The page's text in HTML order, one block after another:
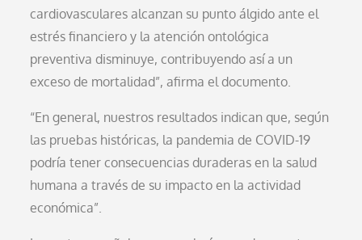
cardiovasculares alcanzan su punto álgido ante el
estrés financiero y la atención ontológica
preventiva disminuye, contribuyendo así a un
exceso de mortalidad”, afirma el documento.
“En general, nuestros resultados indican que, según
las pruebas históricas, la pandemia de COVID-19
podría tener consecuencias duraderas en la salud
humana a través de su impacto en la actividad
económica”.